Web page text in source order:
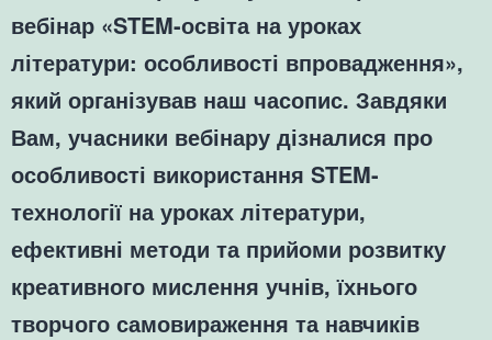
вебінар «STEM-освіта на уроках
літератури: особливості впровадження»,
який організував наш часопис. Завдяки
Вам, учасники вебінару дізналися про
особливості використання STEM-
технології на уроках літератури,
ефективні методи та прийоми розвитку
креативного мислення учнів, їхнього
творчого самовираження та навчиків